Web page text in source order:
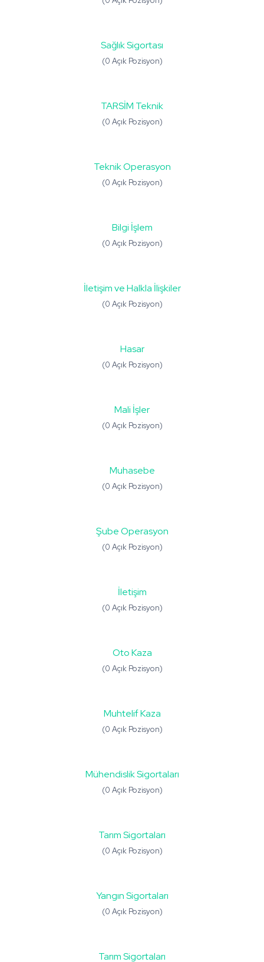
Sağlık Sigortası
(0 Açık Pozisyon)
TARSİM Teknik
(0 Açık Pozisyon)
Teknik Operasyon
(0 Açık Pozisyon)
Bilgi İşlem
(0 Açık Pozisyon)
İletişim ve Halkla İlişkiler
(0 Açık Pozisyon)
Hasar
(0 Açık Pozisyon)
Mali İşler
(0 Açık Pozisyon)
Muhasebe
(0 Açık Pozisyon)
Şube Operasyon
(0 Açık Pozisyon)
İletişim
(0 Açık Pozisyon)
Oto Kaza
(0 Açık Pozisyon)
Muhtelif Kaza
(0 Açık Pozisyon)
Mühendislik Sigortaları
(0 Açık Pozisyon)
Tarım Sigortaları
(0 Açık Pozisyon)
Yangın Sigortaları
(0 Açık Pozisyon)
Tarım Sigortaları